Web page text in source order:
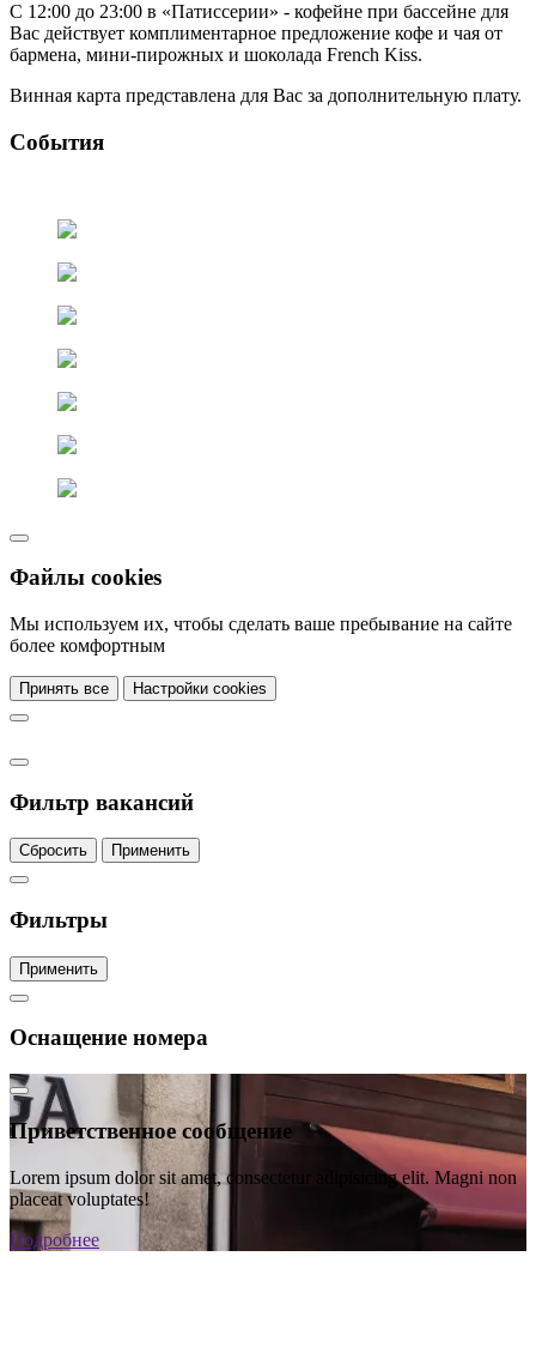
С 12:00 до 23:00 в «Патиссерии» - кофейне при бассейне для
Вас действует комплиментарное предложение кофе и чая от
бармена, мини-пирожных и шоколада French Kiss.
Винная карта представлена для Вас за дополнительную плату.
События
Файлы cookies
Мы используем их, чтобы сделать ваше пребывание на сайте
более комфортным
Принять все Настройки cookies
Фильтр вакансий
Сбросить Применить
Фильтры
Применить
Оснащение номера
Приветственное сообщение
Lorem ipsum dolor sit amet, consectetur adipisicing elit. Magni non
placeat voluptates!
Подробнее